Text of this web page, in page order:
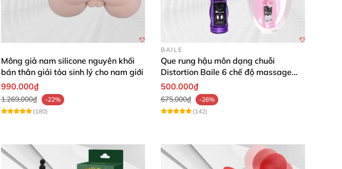
Mông giả nam silicone nguyên khối
bán thân giải tỏa sinh lý cho nam giới
990.000₫
1.269.000₫
-22%
(180)
BAILE
Que rung hậu môn dạng chuỗi
Distortion Baile 6 chế độ massage
mạnh mẽ kích thích
500.000₫
675.000₫
-26%
(142)